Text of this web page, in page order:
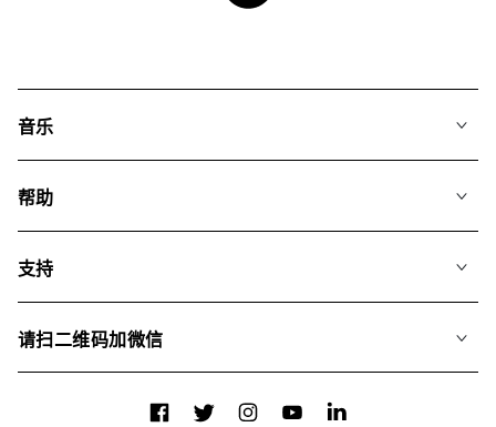
音乐
搜索
专辑
帮助
我们如何运用AI
支持
关于我们
请扫二维码加微信
FacebookTwitterInstagramYouTubeLinkedIn